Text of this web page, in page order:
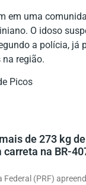
em uma
O idoso
a polícia, já
região.
Picos
de 273 kg
na BR-
Federal (PRF)